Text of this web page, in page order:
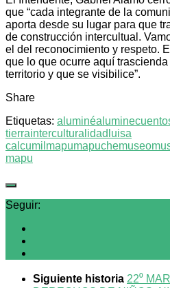
que “cada integrante de la
aporta desde su lugar para que
de construcción intercultual.
el del reconocimiento y respeto.
que lo que ocurre aquí
territorio y que se visibilice”.
Share
Etiquetas: aluminéalumine
tierrainterculturalidad luisa
calcumil mapumapuchemuseo
mapu
Seguir:
Siguiente historia 22⁰